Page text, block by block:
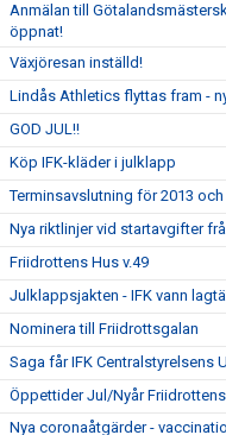
Anmälan till
öppnat!
Växjöresan inställd!
Lindås Athletics flyttas fram -
GOD JUL!!
Köp IFK-kläder i julklapp
Terminsavslutning för 2013 och
Nya riktlinjer vid startavgifter
Friidrottens Hus v.49
Julklappsjakten - IFK vann
Nominera till Friidrottsgalan
Saga får IFK Centralstyrelsens
Öppettider Jul/Nyår
Nya coronaåtgärder -